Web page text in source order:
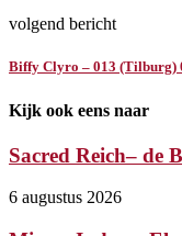
volgend bericht
Biffy Clyro – 013 (Tilburg)
Kijk ook eens naar
Sacred Reich– de
6 augustus 2026